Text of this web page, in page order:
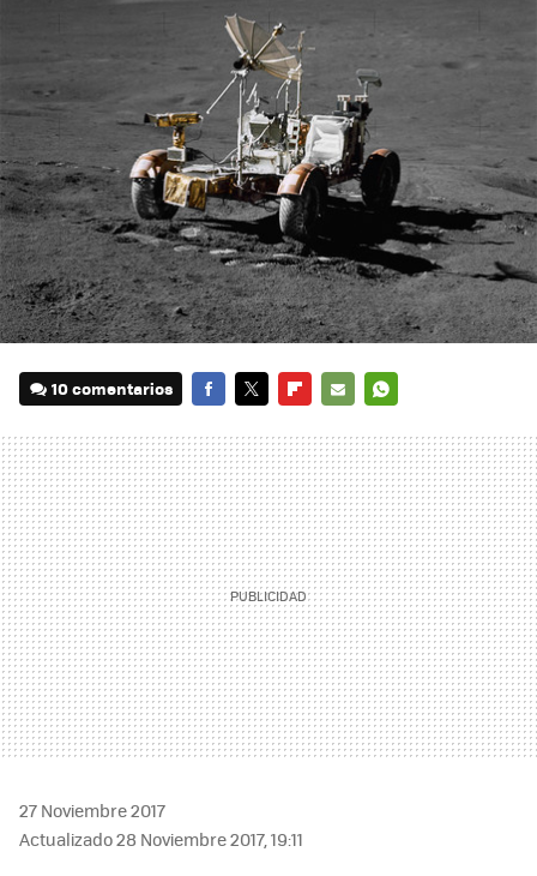
10 comentarios
MAIL
27 Noviembre 2017
Actualizado 28 Noviembre 2017, 19:11